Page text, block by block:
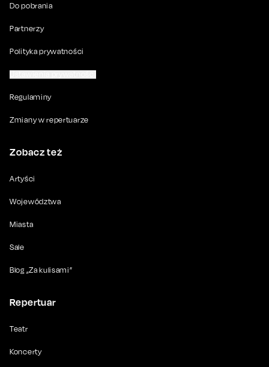
Do pobrania
Partnerzy
Polityka prywatności
Regulaminy
Zmiany w repertuarze
Zobacz też
Artyści
Województwa
Miasta
Sale
Blog „Za kulisami”
Repertuar
Teatr
Koncerty